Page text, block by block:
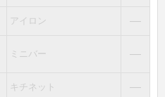
アイロン ―
ミニバー ―
キチネット ―